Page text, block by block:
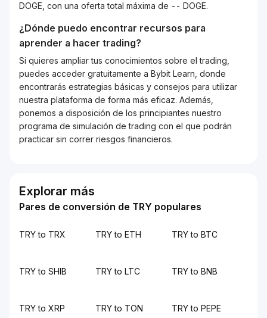
DOGE, con una oferta total máxima de -- DOGE.
¿Dónde puedo encontrar recursos para
aprender a hacer trading?
Si quieres ampliar tus conocimientos sobre el trading,
puedes acceder gratuitamente a Bybit Learn, donde
encontrarás estrategias básicas y consejos para utilizar
nuestra plataforma de forma más eficaz. Además,
ponemos a disposición de los principiantes nuestro
programa de simulación de trading con el que podrán
practicar sin correr riesgos financieros.
Explorar más
Pares de conversión de TRY populares
TRY to TRX TRY to ETH TRY to BTC
TRY to SHIB TRY to LTC TRY to BNB
TRY to XRP TRY to TON TRY to PEPE